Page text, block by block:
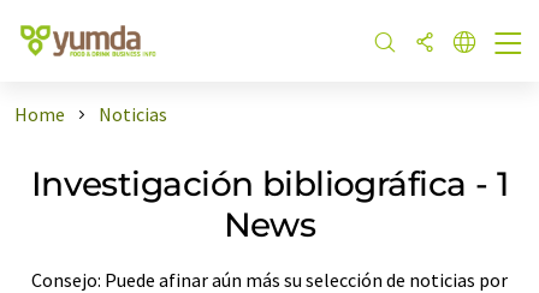
Home Noticias
Investigación bibliográfica - 1
News
Consejo: Puede afinar aún más su selección de noticias por